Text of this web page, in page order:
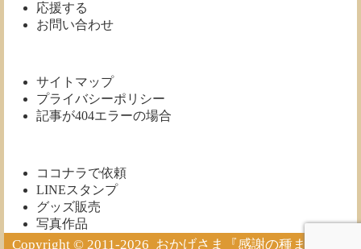
応援する
お問い合わせ
サイトマップ
プライバシーポリシー
記事が404エラーの場合
ココナラで依頼
LINEスタンプ
グッズ販売
写真作品
Copyright © 2011-2026 おかげさま『感謝の種ま